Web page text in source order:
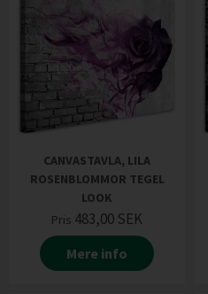
CANVASTAVLA, LILA
ROSENBLOMMOR TEGEL
LOOK
Pris 483,00 SEK
Mere info